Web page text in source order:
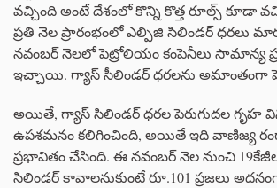
వచ్చింది అంటే దేశంలో కొన్ని కొత్త రూల్స్ కూడా
ప్రతి నెల ప్రారంభంలో ఎల్పిజి సిలిండర్ ధరలు
నవంబర్ నెలలో పెట్రోలియం కంపెనీలు సామాన్య
ఇచ్చాయి. గ్యాస్ సీలిండర్ ధరలను
అయితే, గ్యాస్ సిలిండర్ ధరల పెరుగుదల గృహ
ఉపశమనం కలిగించింది, అయితే ఇది వాణిజ్య
ప్రభావితం చేసింది. ఈ నవంబర్ నెల నుంచి
సిలిండర్ కావాలనుకుంటే రూ.101 ప్రజలు